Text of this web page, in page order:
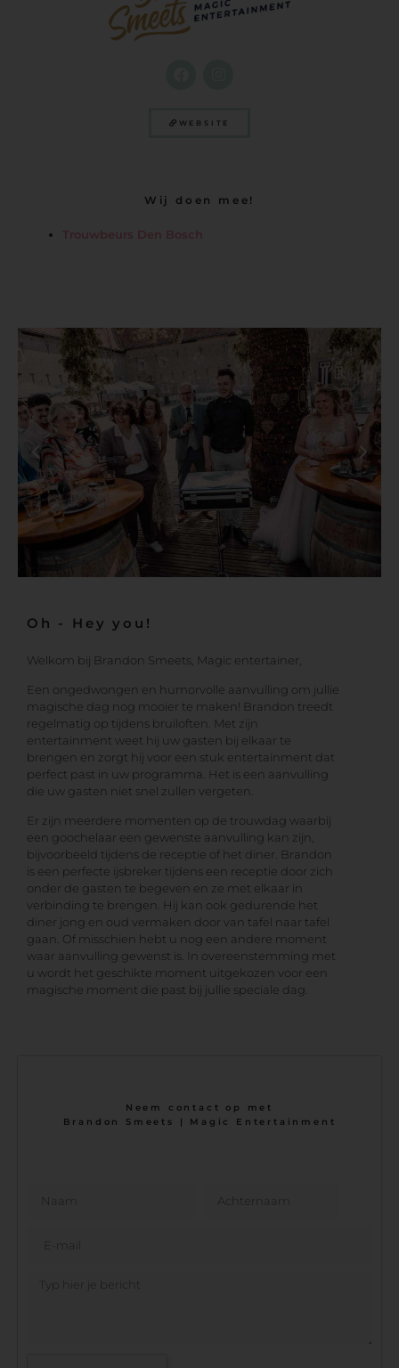
WEBSITE
Wij doen mee!
Trouwbeurs Den Bosch
Oh - Hey you!
Welkom bij Brandon Smeets, Magic entertainer,
Een ongedwongen en humorvolle aanvulling om jullie
magische dag nog mooier te maken! Brandon treedt
regelmatig op tijdens bruiloften. Met zijn
entertainment weet hij uw gasten bij elkaar te
brengen en zorgt hij voor een stuk entertainment dat
perfect past in uw programma. Het is een aanvulling
die uw gasten niet snel zullen vergeten.
Er zijn meerdere momenten op de trouwdag waarbij
een goochelaar een gewenste aanvulling kan zijn,
bijvoorbeeld tijdens de receptie of het diner. Brandon
is een perfecte ijsbreker tijdens een receptie door zich
onder de gasten te begeven en ze met elkaar in
verbinding te brengen. Hij kan ook gedurende het
diner jong en oud vermaken door van tafel naar tafel
gaan. Of misschien hebt u nog een andere moment
waar aanvulling gewenst is. In overeenstemming met
u wordt het geschikte moment uitgekozen voor een
magische moment die past bij jullie speciale dag.
Neem contact op met
Brandon Smeets | Magic Entertainment